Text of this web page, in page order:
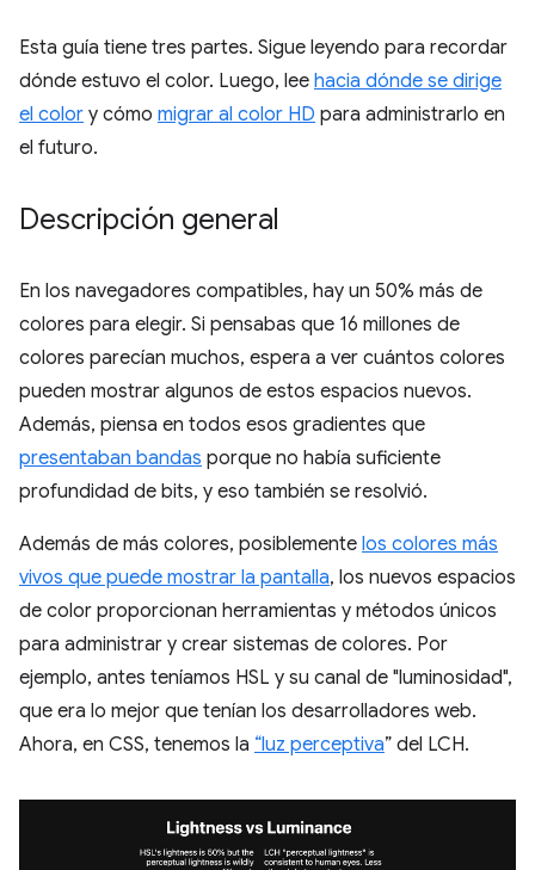
Esta guía tiene tres partes. Sigue leyendo para recordar
dónde estuvo el color. Luego, lee hacia dónde se dirige
el color y cómo migrar al color HD para administrarlo en
el futuro.
Descripción general
En los navegadores compatibles, hay un 50% más de
colores para elegir. Si pensabas que 16 millones de
colores parecían muchos, espera a ver cuántos colores
pueden mostrar algunos de estos espacios nuevos.
Además, piensa en todos esos gradientes que
presentaban bandas porque no había suficiente
profundidad de bits, y eso también se resolvió.
Además de más colores, posiblemente los colores más
vivos que puede mostrar la pantalla, los nuevos espacios
de color proporcionan herramientas y métodos únicos
para administrar y crear sistemas de colores. Por
ejemplo, antes teníamos HSL y su canal de "luminosidad",
que era lo mejor que tenían los desarrolladores web.
Ahora, en CSS, tenemos la “luz perceptiva” del LCH.